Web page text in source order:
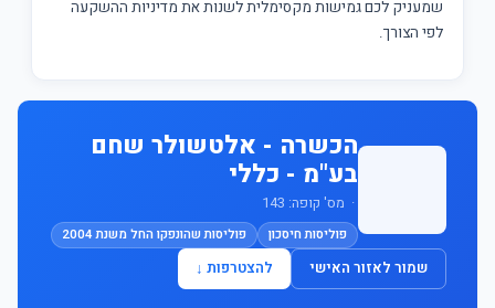
שמעניק לכם גמישות מקסימלית לשנות את מדיניות ההשקעה
לפי הצורך.
הכשרה - אלטשולר שחם
בע"מ - כללי
· מס' קופה: 143
פוליסות חיסכון פוליסות שהונפקו החל משנת 2004
שמור לאזור האישי להצטרפות ↓